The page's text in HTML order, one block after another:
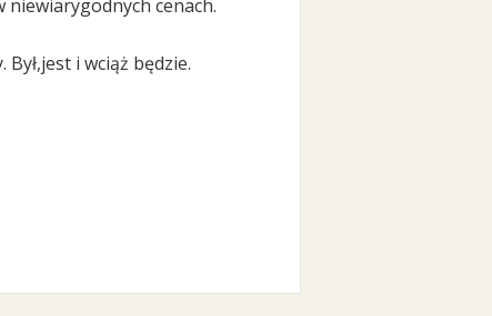
cenach.
i wciąż będzie.